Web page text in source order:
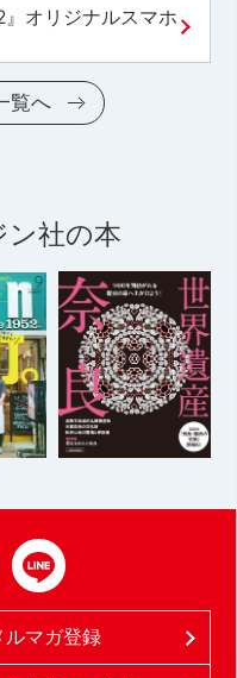
オリジナルスマホ
覧へ
社の本
ルマガ登録